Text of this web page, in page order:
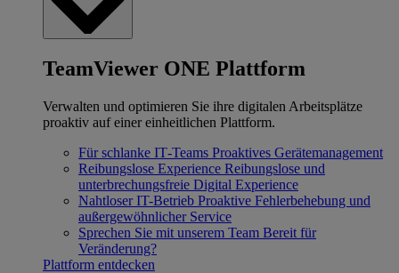
TeamViewer ONE Plattform
Verwalten und optimieren Sie ihre digitalen Arbeitsplätze
proaktiv auf einer einheitlichen Plattform.
Für schlanke IT‐Teams Proaktives Gerätemanagement
Reibungslose Experience Reibungslose und
unterbrechungsfreie Digital Experience
Nahtloser IT-Betrieb Proaktive Fehlerbehebung und
außergewöhnlicher Service
Sprechen Sie mit unserem Team Bereit für
Veränderung?
Plattform entdecken